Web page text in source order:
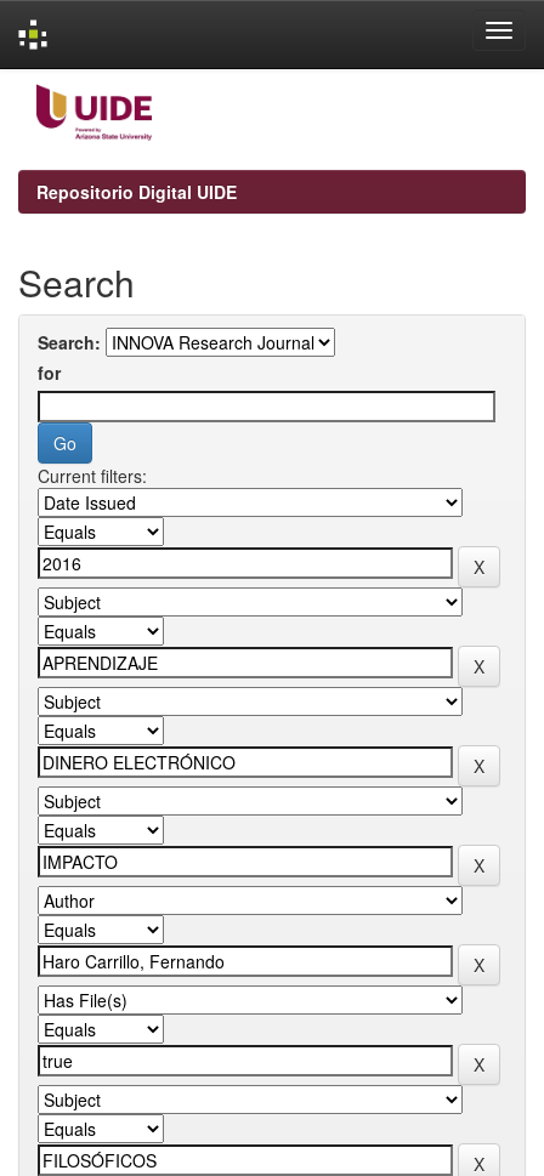
navigation
Repositorio Digital UIDE
Search
Search:
for
Current filters: